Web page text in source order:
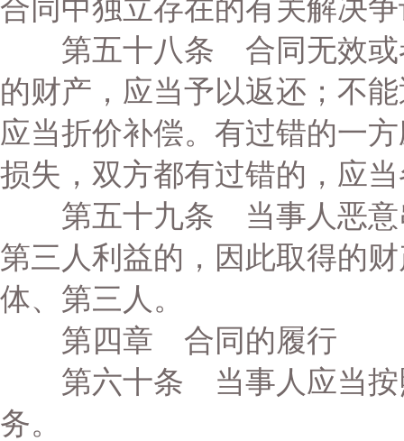
合同中独立存在的有关解决
第五十八条 合同无效或
的财产，应当予以返还；不
应当折价补偿。有过错的一
损失，双方都有过错的，应
第五十九条 当事人恶意
第三人利益的，因此取得的
体、第三人。
第四章 合同的履行
第六十条 当事人应当按
务。